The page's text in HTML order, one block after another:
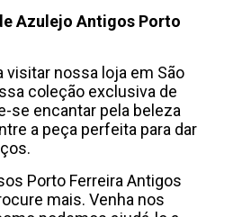
Azulejo Antigos Porto
visitar nossa loja em São
coleção exclusiva de
se encantar pela beleza
a peça perfeita para dar
Porto Ferreira Antigos
mais. Venha nos